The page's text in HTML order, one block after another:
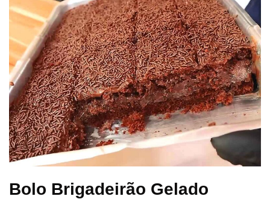
Bolo Brigadeirão Gelado